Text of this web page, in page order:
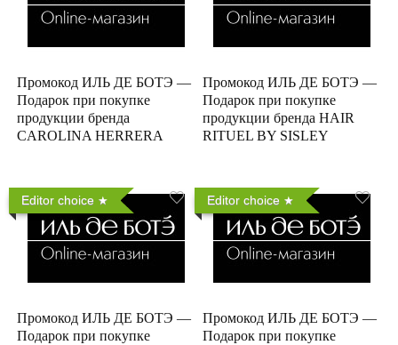
Промокод ИЛЬ ДЕ БОТЭ —
Подарок при покупке
продукции бренда
CAROLINA HERRERA
Промокод ИЛЬ ДЕ БОТЭ —
Подарок при покупке
продукции бренда HAIR
RITUEL BY SISLEY
Editor choice
Промокод ИЛЬ ДЕ БОТЭ —
Подарок при покупке
Editor choice
Промокод ИЛЬ ДЕ БОТЭ —
Подарок при покупке